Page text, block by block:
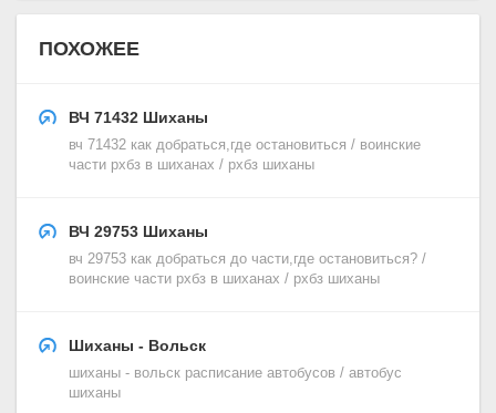
ПОХОЖЕЕ
ВЧ 71432 Шиханы
вч 71432 как добраться,где остановиться / воинские
части рхбз в шиханах / рхбз шиханы
ВЧ 29753 Шиханы
вч 29753 как добраться до части,где остановиться? /
воинские части рхбз в шиханах / рхбз шиханы
Шиханы - Вольск
шиханы - вольск расписание автобусов / автобус
шиханы